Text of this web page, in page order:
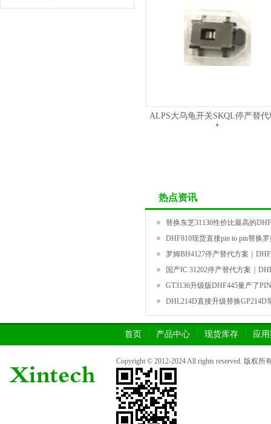
ALPS大乌龟开关SKQL停产替
热点资讯
替换东芝31136性价比最高的
DHF810现货直接pin to pin替换
罗姆BH4127停产替代方案｜
国产IC 31202停产替代方案｜
GT3136升级版DHF445量产了
DHL214D直接升级替换GP214D
首页 产品中心 现货库存 应
Copyright © 2012-2024 All rights reserved. 版权